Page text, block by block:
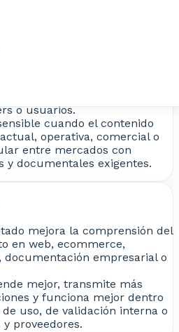
puede generar
documentación técnica o
pérdida de credibilidad
o usuarios.
cuando el contenido
operativa, comercial o
entre mercados con
y documentales exigentes.
mejora la comprensión del
en web, ecommerce,
empresarial o
mejor, transmite más
y funciona mejor dentro
uso, de validación interna o
proveedores.